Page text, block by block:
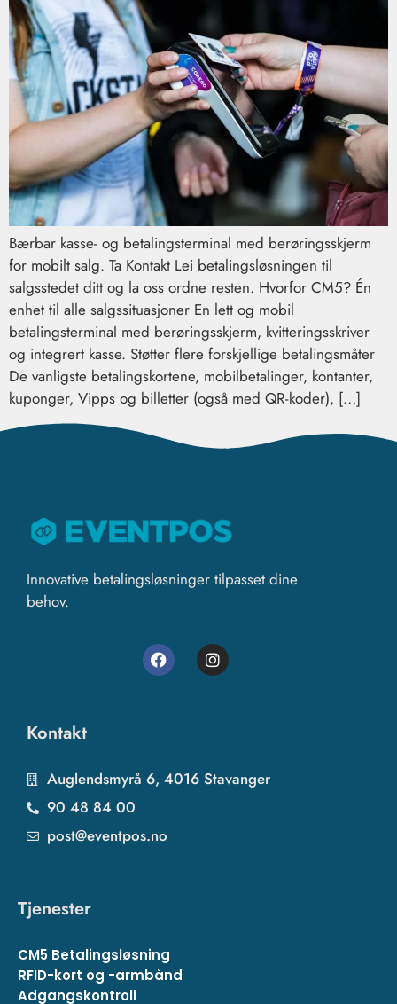
Bærbar kasse- og betalingsterminal med berøringsskjerm
for mobilt salg. Ta Kontakt Lei betalingsløsningen til
salgsstedet ditt og la oss ordne resten. Hvorfor CM5? Én
enhet til alle salgssituasjoner En lett og mobil
betalingsterminal med berøringsskjerm, kvitteringsskriver
og integrert kasse. Støtter flere forskjellige betalingsmåter
De vanligste betalingskortene, mobilbetalinger, kontanter,
kuponger, Vipps og billetter (også med QR-koder), […]
Innovative betalingsløsninger tilpasset dine
behov.
Kontakt
Auglendsmyrå 6, 4016 Stavanger
90 48 84 00
post@eventpos.no
Tjenester
CM5 Betalingsløsning
RFID-kort og -armbånd
Adgangskontroll